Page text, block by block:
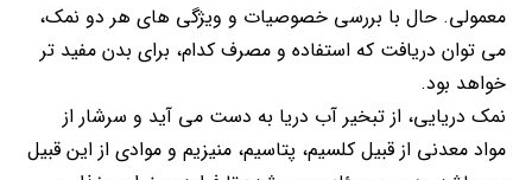
معمولی. حال با بررسی خصوصیات و ویژگی های هر دو نمک،
می توان دریافت که استفاده و مصرف کدام، برای بدن مفید تر
خواهد بود.
نمک دریایی، از تبخیر آب دریا به دست می آید و سرشار از
مواد معدنی از قبیل کلسیم، پتاسیم، منیزیم و موادی از این قبیل